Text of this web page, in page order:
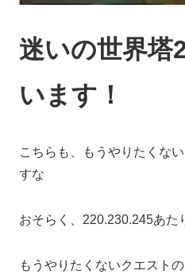
迷いの世界塔
います！
こちらも、もうやりたくな
すな
おそらく、220.230.245あた
もうやりたくないクエスト